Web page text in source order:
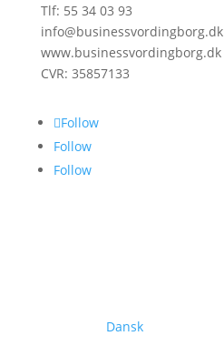
Tlf: 55 34 03 93
info@businessvordingborg.dk
www.businessvordingborg.dk
CVR: 35857133
Follow
Follow
Follow
Dansk